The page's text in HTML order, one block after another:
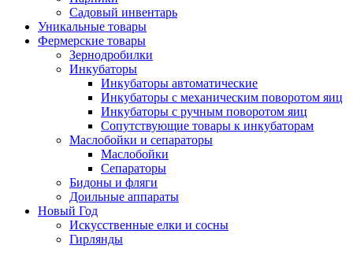
Садовый инвентарь
Уникальные товары
Фермерские товары
Зернодробилки
Инкубаторы
Инкубаторы автоматические
Инкубаторы с механическим поворотом яиц
Инкубаторы с ручным поворотом яиц
Сопутствующие товары к инкубаторам
Маслобойки и сепараторы
Маслобойки
Сепараторы
Бидоны и фляги
Доильные аппараты
Новый Год
Искусственные елки и сосны
Гирлянды